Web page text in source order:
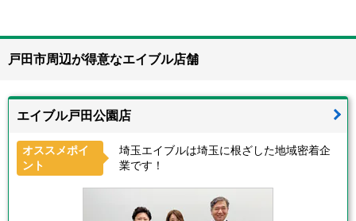
戸田市周辺が得意なエイブル店舗
エイブル戸田公園店
オススメポイ
ント
埼玉エイブルは埼玉に根ざした地域密着企
業です！